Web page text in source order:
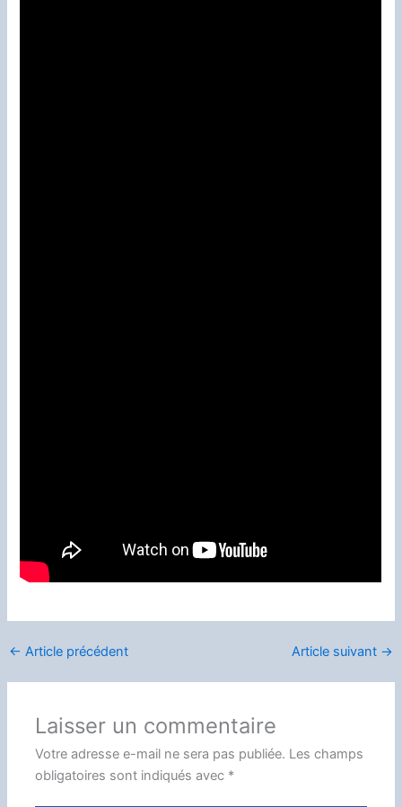
← Article précédent Article suivant →
Laisser un commentaire
Votre adresse e-mail ne sera pas publiée. Les champs
obligatoires sont indiqués avec *